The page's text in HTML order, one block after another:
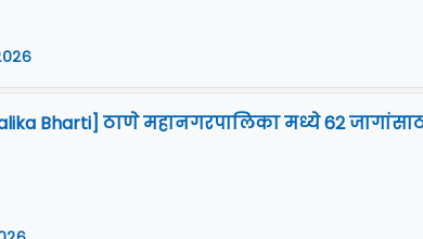
Bharti] ठाणे महानगरपालिका मध्ये 62